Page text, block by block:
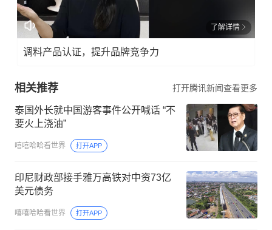
了解详情
调料产品认证，提升品牌竞争力
相关推荐 打开腾讯新闻查看更多
泰国外长就中国游客事件公开喊话 “不
要火上浇油”
嘻嘻哈哈看世界 打开APP
印尼财政部接手雅万高铁对中资73亿
美元债务
嘻嘻哈哈看世界 打开APP